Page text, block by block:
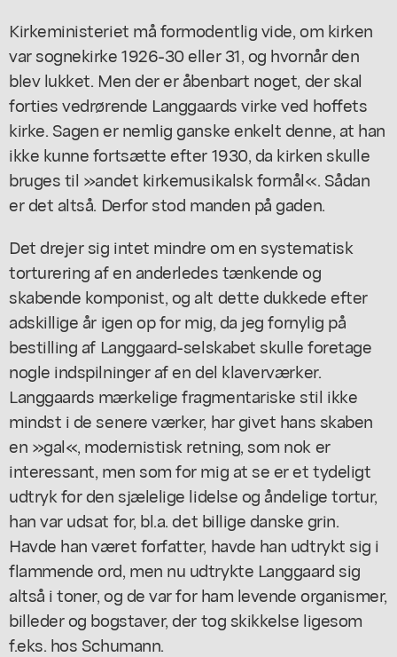
Kirkeministeriet må formodentlig vide, om kirken
var sognekirke 1926-30 eller 31, og hvornår den
blev lukket. Men der er åbenbart noget, der skal
forties vedrørende Langgaards virke ved hoffets
kirke. Sagen er nemlig ganske enkelt denne, at han
ikke kunne fortsætte efter 1930, da kirken skulle
bruges til »andet kirkemusikalsk formål«. Sådan
er det altså. Derfor stod manden på gaden.
Det drejer sig intet mindre om en systematisk
torturering af en anderledes tænkende og
skabende komponist, og alt dette dukkede efter
adskillige år igen op for mig, da jeg fornylig på
bestilling af Langgaard-selskabet skulle foretage
nogle indspilninger af en del klaverværker.
Langgaards mærkelige fragmentariske stil ikke
mindst i de senere værker, har givet hans skaben
en »gal«, modernistisk retning, som nok er
interessant, men som for mig at se er et tydeligt
udtryk for den sjælelige lidelse og åndelige tortur,
han var udsat for, bl.a. det billige danske grin.
Havde han været forfatter, havde han udtrykt sig i
flammende ord, men nu udtrykte Langgaard sig
altså i toner, og de var for ham levende organismer,
billeder og bogstaver, der tog skikkelse ligesom
f.eks. hos Schumann.